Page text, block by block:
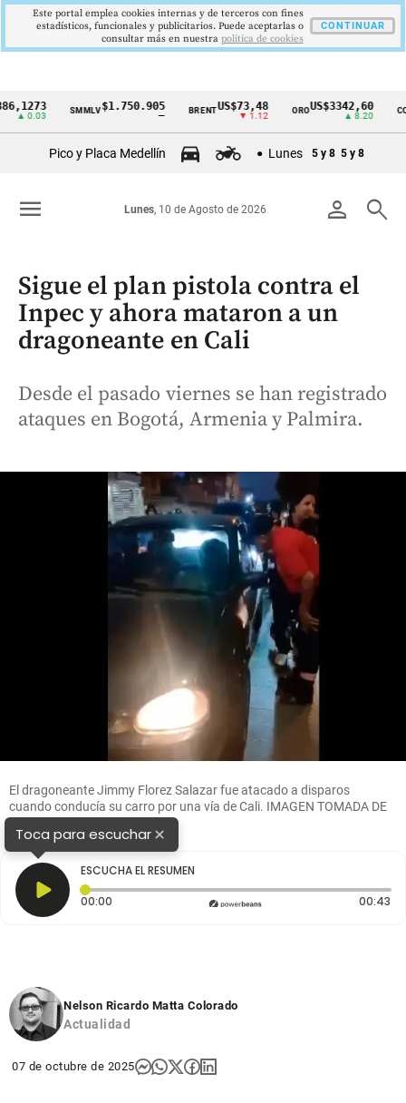
Cintillo
Colombia
SMMLV$1.750.905 BRENT US$73,48
▼ 1.12
ORO US$3342,60 COLCAP
Pico y Placa Medellín Lunes 5 y 8 5 y 8
person search
Lunes, 10 de Agosto de 2026
menu
Sigue el plan pistola contra el
Inpec y ahora mataron a un
dragoneante en Cali
Desde el pasado viernes se han registrado
ataques en Bogotá, Armenia y Palmira.
El dragoneante Jimmy Florez Salazar fue atacado a disparos
cuando conducía su carro por una vía de Cali. IMAGEN TOMADA DE
VIDEO.
Toca para escuchar×
ESCUCHA EL RESUMEN
00:00 Tiempo transcurrido: 0 segundos 00:43
Nelson Ricardo Matta Colorado
Actualidad
07 de octubre de 2025
Este portal emplea cookies internas y de terceros con fines
estadísticos, funcionales y publicitarios. Puede aceptarlas o
consultar más en nuestra politica de cookies
CONTINUAR